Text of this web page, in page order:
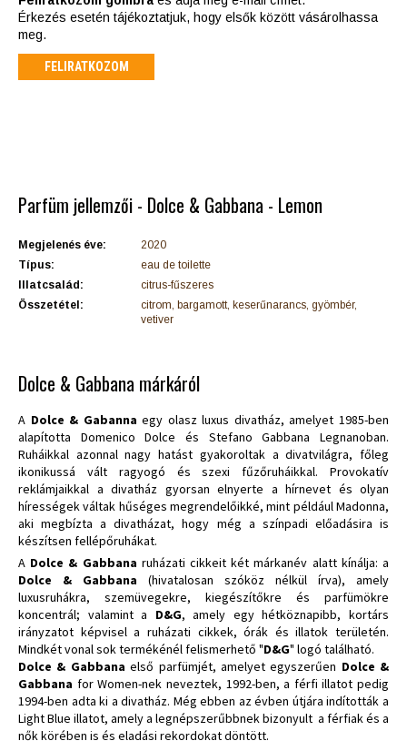
Érkezés esetén tájékoztatjuk, hogy elsők között vásárolhassa
meg.
FELIRATKOZOM
Parfüm jellemzői - Dolce & Gabbana - Lemon
Megjelenés éve:
2020
Típus:
eau de toilette
Illatcsalád:
citrus-fűszeres
Összetétel:
citrom, bargamott, keserűnarancs, gyömbér,
vetiver
Dolce & Gabbana márkáról
A Dolce & Gabanna egy olasz luxus divatház, amelyet 1985-ben
alapította Domenico Dolce és Stefano Gabbana Legnanoban.
Ruháikkal azonnal nagy hatást gyakoroltak a divatvilágra, főleg
ikonikussá vált ragyogó és szexi fűzőruháikkal. Provokatív
reklámjaikkal a divatház gyorsan elnyerte a hírnevet és olyan
hírességek váltak hűséges megrendelőikké, mint például Madonna,
aki megbízta a divatházat, hogy még a színpadi előadásira is
készítsen fellépőruhákat.
A Dolce & Gabbana ruházati cikkeit két márkanév alatt kínálja: a
Dolce & Gabbana (hivatalosan szóköz nélkül írva), amely
luxusruhákra, szemüvegekre, kiegészítőkre és parfümökre
koncentrál; valamint a D&G, amely egy hétköznapibb, kortárs
irányzatot képvisel a ruházati cikkek, órák és illatok területén.
Mindkét vonal sok termékénél felismerhető "D&G" logó található.
Dolce & Gabbana első parfümjét, amelyet egyszerűen Dolce &
Gabbana for Women-nek neveztek, 1992-ben, a férfi illatot pedig
1994-ben adta ki a divatház. Még ebben az évben útjára indították a
Light Blue illatot, amely a legnépszerűbbnek bizonyult a férfiak és a
nők körében is és eladási rekordokat döntött.